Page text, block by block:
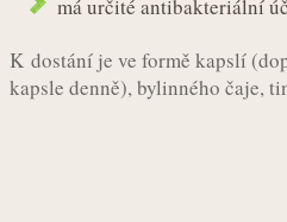
má určité antibakteriální
K dostání je ve formě kapslí
kapsle denně), bylinného čaje,